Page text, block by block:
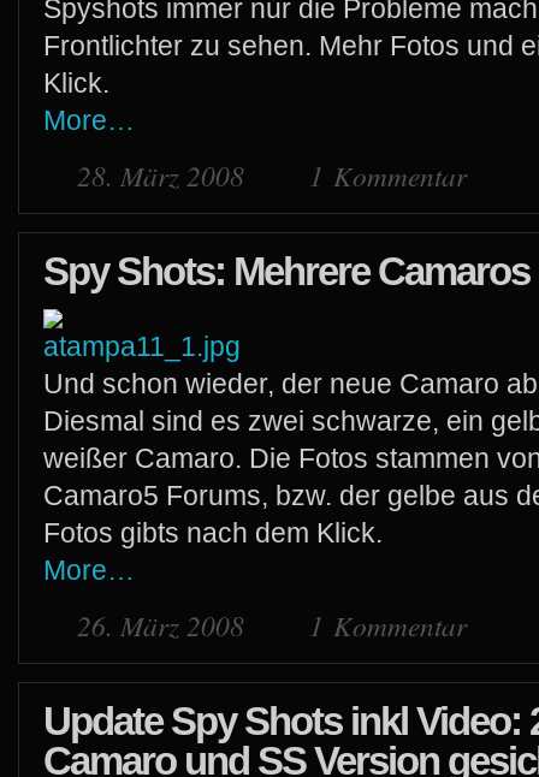
Spyshots immer nur die Probleme
Frontlichter zu sehen. Mehr Fotos und
Klick.
More…
28. März 2008 1 Kommentar
Spy Shots: Mehrere
Und schon wieder, der neue Camaro
Diesmal sind es zwei schwarze, ein
weißer Camaro. Die Fotos stammen
Camaro5 Forums, bzw. der gelbe aus
Fotos gibts nach dem Klick.
More…
26. März 2008 1 Kommentar
Update Spy Shots inkl Video:
Camaro und SS Version